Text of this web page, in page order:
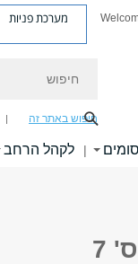
מערכת פניות
חיפוש באתר זה
| לקהל הרחב
7